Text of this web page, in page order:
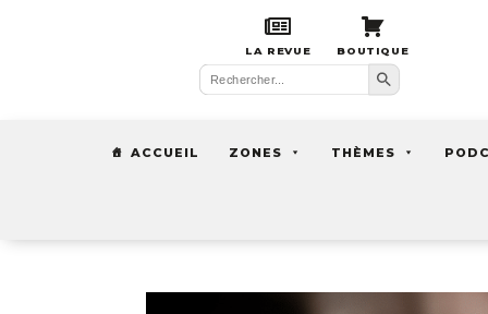
LA REVUE BOUTIQUE
Search
for:
Search Button
ACCUEIL ZONES THÈMES